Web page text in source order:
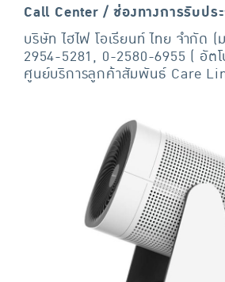
Call Center / ช่องทางการรับปร
บริษัท ไฮไฟ โอเรียนท์ ไทย จำกัด
2954-5281, 0-2580-6955 ( อัต
ศูนย์บริการลูกค้าสัมพันธ์ Care